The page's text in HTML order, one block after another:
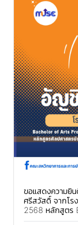
ขอแสดงความยิ
ศรีสวัสดิ์ จากโร
2568 หลักสูตร